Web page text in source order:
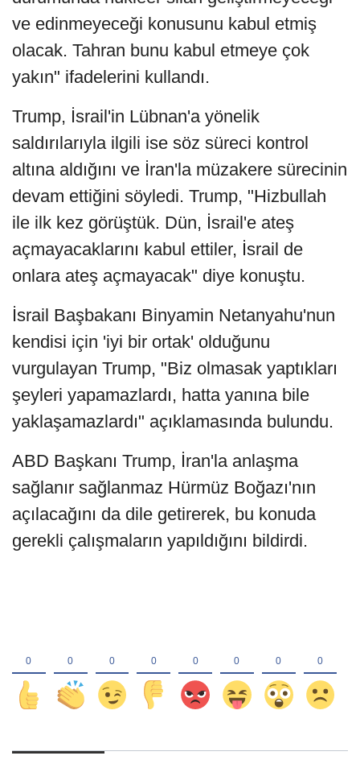
ve edinmeyeceği konusunu kabul etmiş
olacak. Tahran bunu kabul etmeye çok
yakın" ifadelerini kullandı.
Trump, İsrail'in Lübnan'a yönelik
saldırılarıyla ilgili ise söz süreci kontrol
altına aldığını ve İran'la müzakere sürecinin
devam ettiğini söyledi. Trump, "Hizbullah
ile ilk kez görüştük. Dün, İsrail'e ateş
açmayacaklarını kabul ettiler, İsrail de
onlara ateş açmayacak" diye konuştu.
İsrail Başbakanı Binyamin Netanyahu'nun
kendisi için 'iyi bir ortak' olduğunu
vurgulayan Trump, "Biz olmasak yaptıkları
şeyleri yapamazlardı, hatta yanına bile
yaklaşamazlardı" açıklamasında bulundu.
ABD Başkanı Trump, İran'la anlaşma
sağlanır sağlanmaz Hürmüz Boğazı'nın
açılacağını da dile getirerek, bu konuda
gerekli çalışmaların yapıldığını bildirdi.